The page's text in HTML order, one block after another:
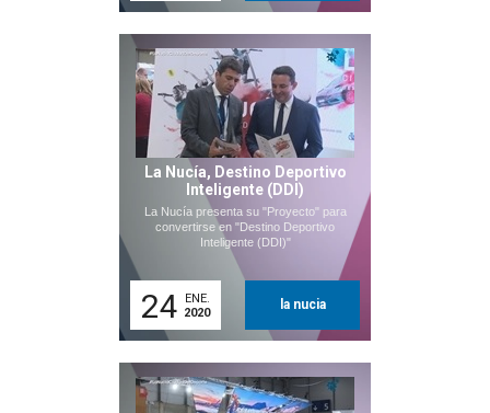
La Nucía, Destino Deportivo
Inteligente (DDI)
La Nucía presenta su "Proyecto" para
convertirse en "Destino Deportivo
Inteligente (DDI)"
24
ENE.
2020
la nucia